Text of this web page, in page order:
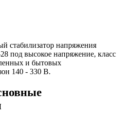
стабилизатор напряжения
под высокое напряжение, класс
и бытовых
140 - 330 В.